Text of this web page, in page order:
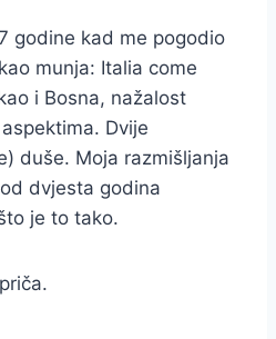
godine kad me pogodio
munja: Italia come
i Bosna, nažalost
Dvije
duše. Moja razmišljanja
dvjesta godina
je to tako.